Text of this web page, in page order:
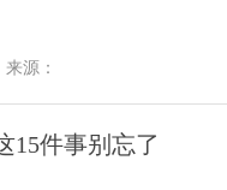
来源：
15件事别忘了